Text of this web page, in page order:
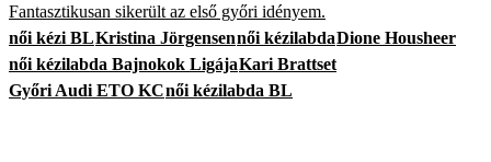
Fantasztikusan sikerült az első győri idényem.
női kézi BLKristina Jörgensennői kézilabdaDione Housheer
női kézilabda Bajnokok LigájaKari Brattset
Győri Audi ETO KCnői kézilabda BL